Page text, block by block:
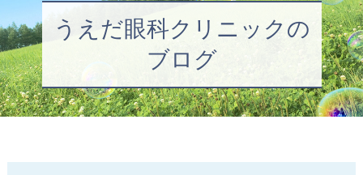
うえだ眼科クリニックの
ブログ